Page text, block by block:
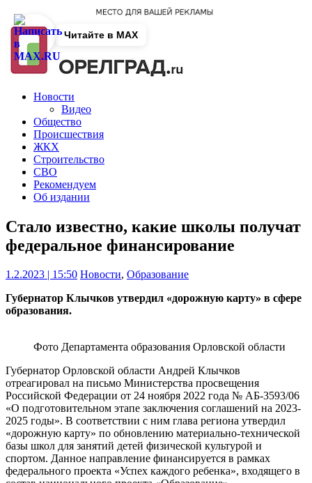
Новости
Видео
Общество
Происшествия
ЖКХ
Строительство
СВО
Рекомендуем
Об издании
Стало известно, какие школы получат
федеральное финансирование
1.2.2023 | 15:50 Новости, Образование
Губернатор Клычков утвердил «дорожную карту» в сфере
образования.
Фото Департамента образования Орловской области
Губернатор Орловской области Андрей Клычков
отреагировал на письмо Министерства просвещения
Российской Федерации от 24 ноября 2022 года № АБ-3593/06
«О подготовительном этапе заключения соглашений на 2023-
2025 годы». В соответствии с ним глава региона утвердил
«дорожную карту» по обновлению материально-технической
базы школ для занятий детей физической культурой и
спортом. Данное направление финансируется в рамках
федерального проекта «Успех каждого ребенка», входящего в
Читайте в MAX